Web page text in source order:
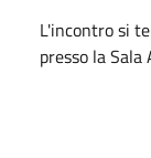
L'incontro si
presso la